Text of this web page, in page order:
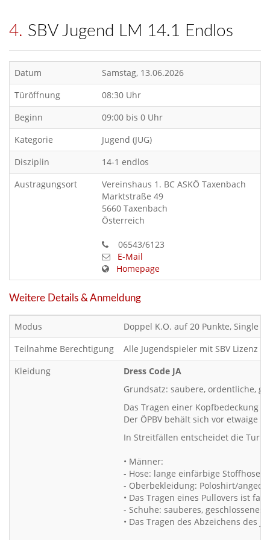
4. SBV Jugend LM 14.1 Endlos
Datum
Samstag, 13.06.2026
Türöffnung
08:30 Uhr
Beginn
09:00 bis 0 Uhr
Kategorie
Jugend (JUG)
Disziplin
14-1 endlos
Austragungsort
Vereinshaus 1. BC ASKÖ Taxenbach
Marktstraße 49
5660 Taxenbach
Österreich
06543/6123
E-Mail
Homepage
Weitere Details & Anmeldung
Modus
Doppel K.O. auf 20 Punkte, Single
Teilnahme Berechtigung
Alle Jugendspieler mit SBV Lizenz
Kleidung
Dress Code JA
Grundsatz: saubere, ordentliche,
Das Tragen einer Kopfbedeckung
Der ÖPBV behält sich vor etwaige
In Streitfällen entscheidet die
• Männer:
- Hose: lange einfärbige Stoffhose
- Oberbekleidung: Poloshirt/
• Das Tragen eines Pullovers ist
- Schuhe: sauberes,
• Das Tragen des Abzeichens des